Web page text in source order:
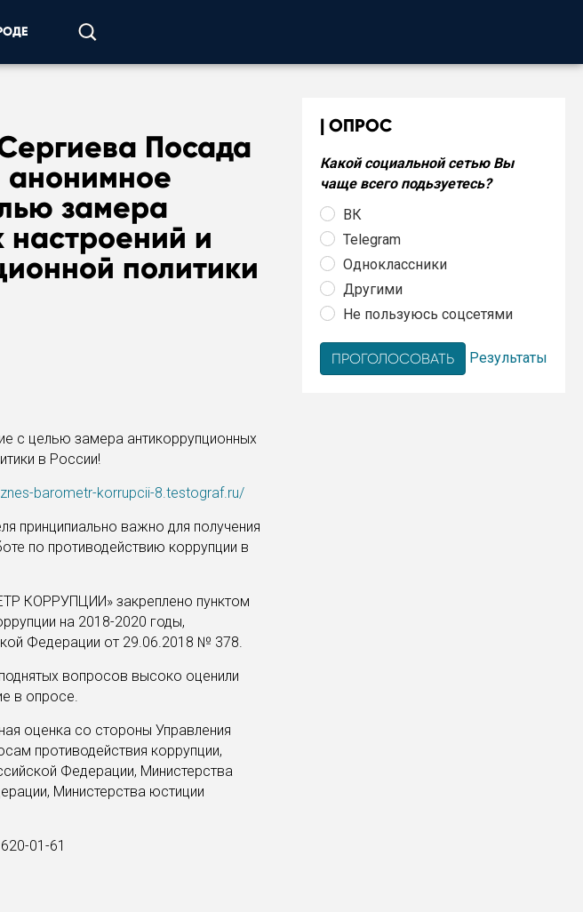
Посада
замера
и
политики
с целью замера антикоррупционных
в России!
barometr-korrupcii-8.testograf.ru/
принципиально важно для получения
по противодействию коррупции в
КОРРУПЦИИ» закреплено пунктом
на 2018-2020 годы,
Федерации от 29.06.2018 № 378.
вопросов высоко оценили
в опросе.
оценка со стороны Управления
противодействия коррупции,
Федерации, Министерства
Министерства юстиции
01-61
ОПРОС
Какой социальной сетью Вы
чаще всего подьзуетесь?
ВК
Telegram
Одноклассники
Другими
Не пользуюсь соцсетями
Результаты